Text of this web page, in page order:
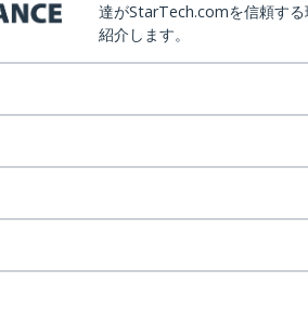
達がStarTech.comを信頼す
紹介します。